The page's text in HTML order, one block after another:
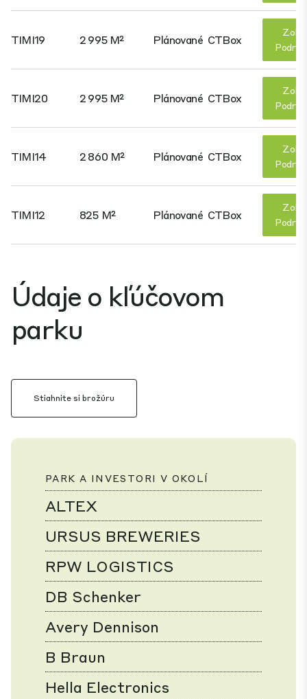
TIMI19 2 995 M² Plánované CTBox
TIMI20 2 995 M² Plánované CTBox
TIMI14 2 860 M² Plánované CTBox
TIMI12 825 M² Plánované CTBox
Údaje o kľúčovom
parku
Stiahnite si brožúru
PARK A INVESTORI V OKOLÍ
ALTEX
URSUS BREWERIES
RPW LOGISTICS
DB Schenker
Avery Dennison
B Braun
Hella Electronics